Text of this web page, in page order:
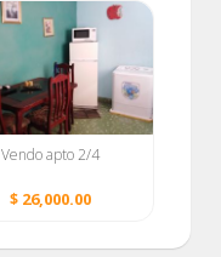
Vendo apto 2/4
$ 26,000.00